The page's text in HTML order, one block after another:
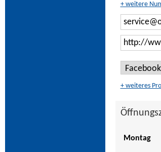
+ weitere
+ weiteres
Montag